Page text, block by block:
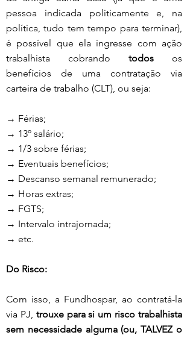
pessoa indicada politicamente e, na
política, tudo tem tempo para terminar),
é possível que ela ingresse com ação
trabalhista cobrando todos os
benefícios de uma contratação via
carteira de trabalho (CLT), ou seja:
→ Férias;
→ 13º salário;
→ 1/3 sobre férias;
→ Eventuais benefícios;
→ Descanso semanal remunerado;
→ Horas extras;
→ FGTS;
→ Intervalo intrajornada;
→ etc.
Do Risco:
Com isso, a Fundhospar, ao contratá-la
via PJ, trouxe para si um risco trabalhista
sem necessidade alguma (ou, TALVEZ o